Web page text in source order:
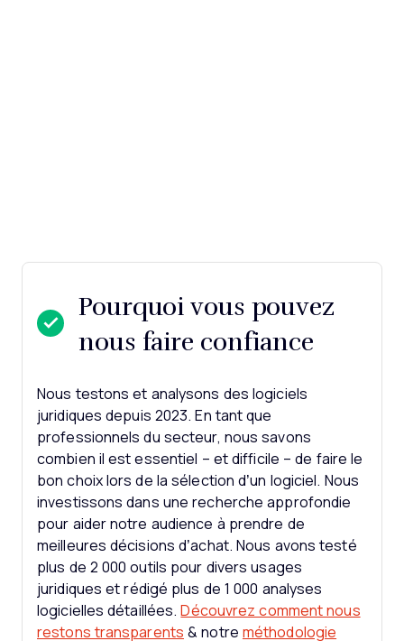
Pourquoi vous pouvez
nous faire confiance
Nous testons et analysons des logiciels
juridiques depuis 2023. En tant que
professionnels du secteur, nous savons
combien il est essentiel – et difficile – de faire le
bon choix lors de la sélection d’un logiciel. Nous
investissons dans une recherche approfondie
pour aider notre audience à prendre de
meilleures décisions d’achat. Nous avons testé
plus de 2 000 outils pour divers usages
juridiques et rédigé plus de 1 000 analyses
logicielles détaillées. Découvrez comment nous
restons transparents & notre méthodologie